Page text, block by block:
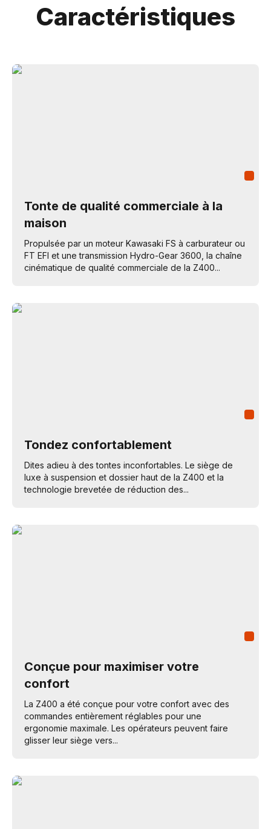
Caractéristiques
Tonte de qualité commerciale à la
maison
Propulsée par un moteur Kawasaki FS à carburateur ou
FT EFI et une transmission Hydro-Gear 3600, la chaîne
cinématique de qualité commerciale de la Z400...
Tondez confortablement
Dites adieu à des tontes inconfortables. Le siège de
luxe à suspension et dossier haut de la Z400 et la
technologie brevetée de réduction des...
Conçue pour maximiser votre
confort
La Z400 a été conçue pour votre confort avec des
commandes entièrement réglables pour une
ergonomie maximale. Les opérateurs peuvent faire
glisser leur siège vers...